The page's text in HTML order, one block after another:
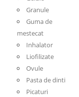
Granule
Guma de
mestecat
Inhalator
Liofilizate
Ovule
Pasta de dinti
Picaturi